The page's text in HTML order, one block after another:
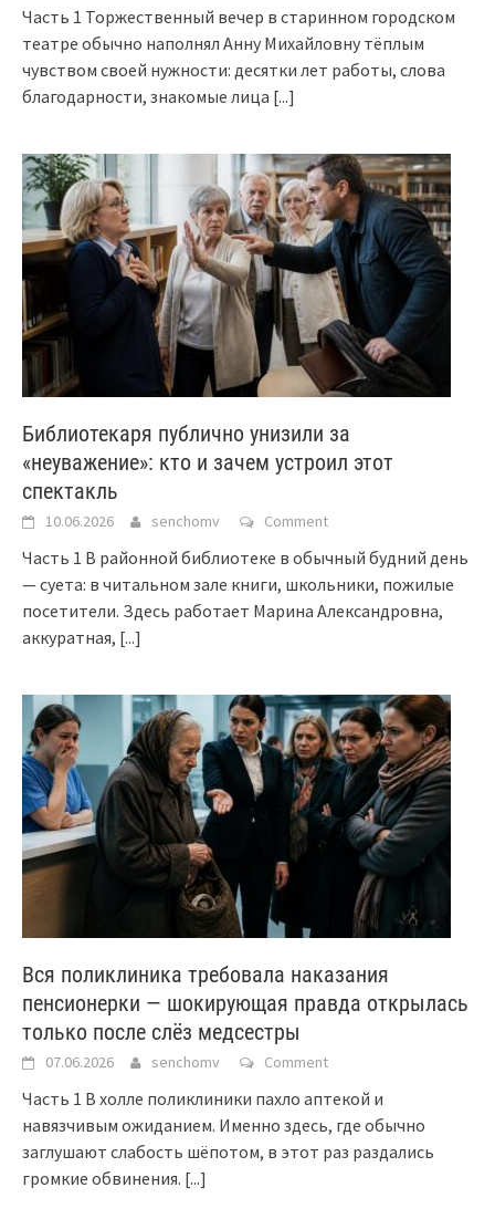
Часть 1 Торжественный вечер в старинном городском
театре обычно наполнял Анну Михайловну тёплым
чувством своей нужности: десятки лет работы, слова
благодарности, знакомые лица [...]
Библиотекаря публично унизили за
«неуважение»: кто и зачем устроил этот
спектакль
10.06.2026 senchomv Comment
Часть 1 В районной библиотеке в обычный будний день
— суета: в читальном зале книги, школьники, пожилые
посетители. Здесь работает Марина Александровна,
аккуратная, [...]
Вся поликлиника требовала наказания
пенсионерки — шокирующая правда открылась
только после слёз медсестры
07.06.2026 senchomv Comment
Часть 1 В холле поликлиники пахло аптекой и
навязчивым ожиданием. Именно здесь, где обычно
заглушают слабость шёпотом, в этот раз раздались
громкие обвинения. [...]